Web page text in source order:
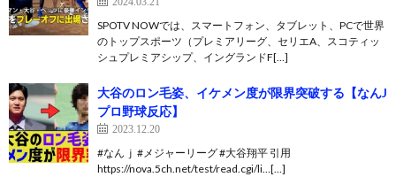
SPOTV NOWでは、スマートフォン、タブレット、PCで世界
のトップスポーツ（プレミアリーグ、セリエA、スコティッ
シュプレミアシップ、イングランドF[…]
大谷のロン毛姿、イケメン度が限界突破する【なんJ
プロ野球反応】
2023.12.20
#なんｊ #メジャーリーグ #大谷翔平 引用
https://nova.5ch.net/test/read.cgi/li…[…]